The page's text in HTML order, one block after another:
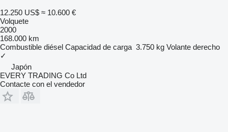
12.250 US$ ≈ 10.600 €
Volquete
2000
168.000 km
Combustible diésel Capacidad de carga 3.750 kg Volante derecho
✓
Japón
EVERY TRADING Co Ltd
Contacte con el vendedor